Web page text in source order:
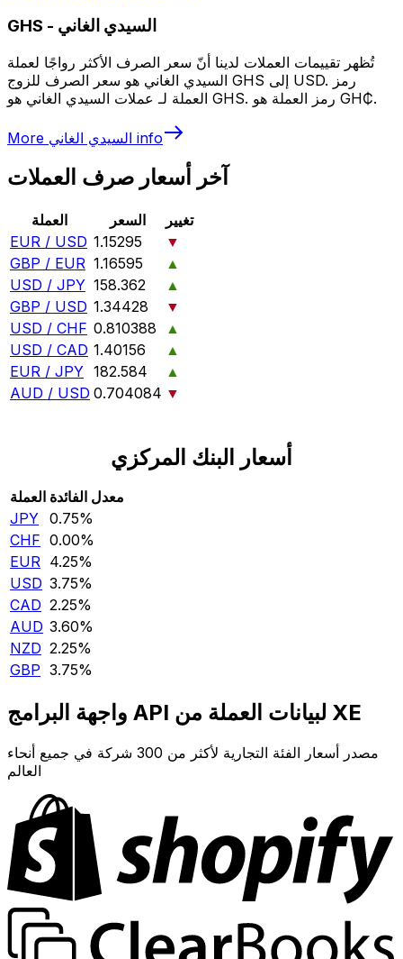
GHS - السيدي الغاني
تُظهر تقييمات العملات لدينا أنّ سعر الصرف الأكثر رواجًا لعملة
السيدي الغاني هو سعر الصرف للزوج GHS إلى USD. رمز
العملة لـ عملات السيدي الغاني هو GHS. رمز العملة هو GH₵.
More السيدي الغاني info
آخر أسعار صرف العملات
العملة السعر
تغيير
EUR / USD 1.15295
▼
GBP / EUR 1.16595
▲
USD / JPY 158.362
▲
GBP / USD 1.34428
▼
USD / CHF 0.810388
▲
USD / CAD 1.40156
▲
EUR / JPY 182.584
▲
AUD / USD 0.704084 ▼
أسعار البنك المركزي
العملة معدل الفائدة
JPY 0.75‎%‎
CHF 0.00‎%‎
EUR 4.25‎%‎
USD 3.75‎%‎
CAD 2.25‎%‎
AUD 3.60‎%‎
NZD 2.25‎%‎
GBP 3.75‎%‎
واجهة البرامج API لبيانات العملة من XE
مصدر أسعار الفئة التجارية لأكثر من 300 شركة في جميع أنحاء
العالم